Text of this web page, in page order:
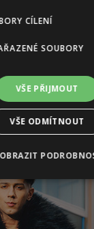
Týdenní
CÍLENÍ
SOUBORY
VŠE PŘIJMOUT
VŠE ODMÍTNOUT